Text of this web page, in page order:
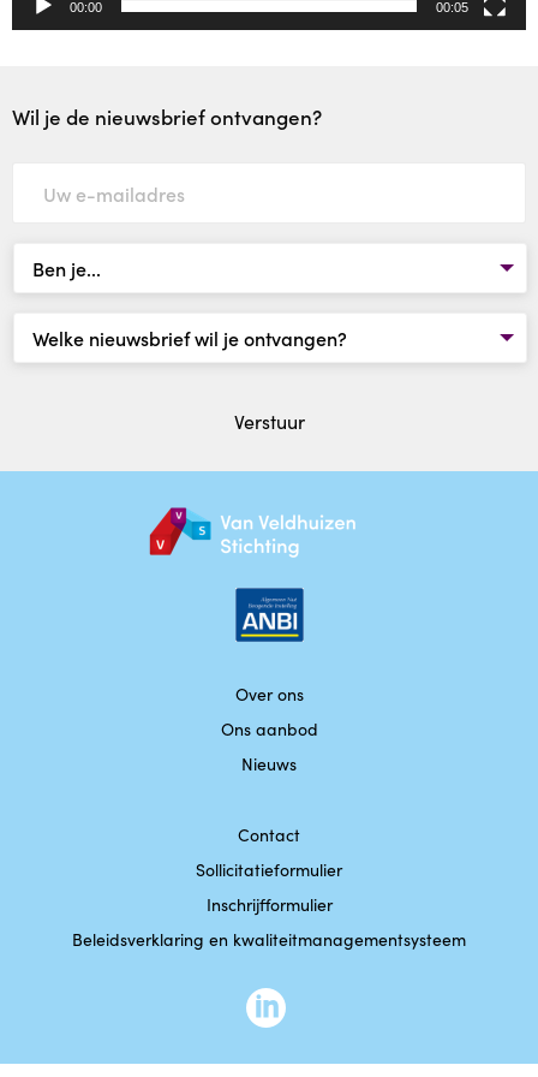
00:00 00:05
Wil je de nieuwsbrief ontvangen?
Verstuur
Over ons
Ons aanbod
Nieuws
Contact
Sollicitatieformulier
Inschrijfformulier
Beleidsverklaring en kwaliteitmanagementsysteem